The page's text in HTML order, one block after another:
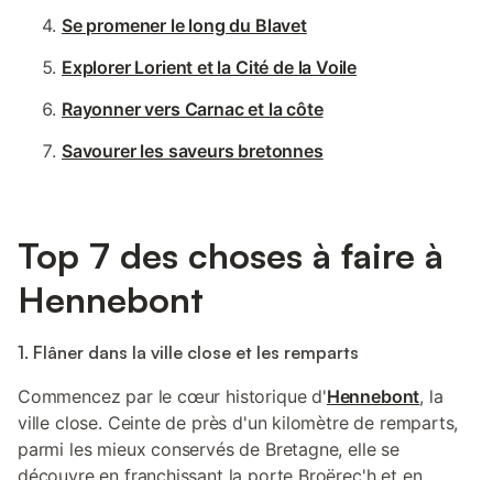
Se promener le long du Blavet
Explorer Lorient et la Cité de la Voile
Rayonner vers Carnac et la côte
Savourer les saveurs bretonnes
Top 7 des choses à faire à
Hennebont
1. Flâner dans la ville close et les remparts
Commencez par le cœur historique d'Hennebont, la
ville close. Ceinte de près d'un kilomètre de remparts,
parmi les mieux conservés de Bretagne, elle se
découvre en franchissant la porte Broërec'h et en